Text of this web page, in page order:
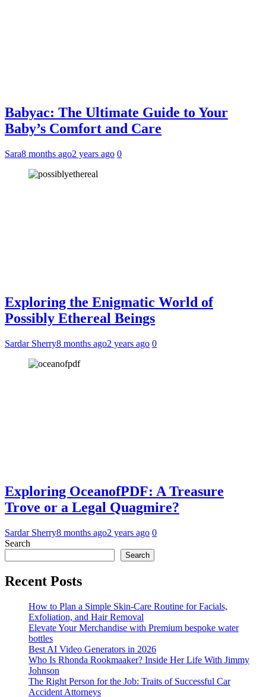
Babyac: The Ultimate Guide to Your
Baby’s Comfort and Care
Sara8 months ago2 years ago 0
Exploring the Enigmatic World of
Possibly Ethereal Beings
Sardar Sherry8 months ago2 years ago 0
Exploring OceanofPDF: A Treasure
Trove or a Legal Quagmire?
Sardar Sherry8 months ago2 years ago 0
Search
Search
Recent Posts
How to Plan a Simple Skin-Care Routine for Facials,
Exfoliation, and Hair Removal
Elevate Your Merchandise with Premium bespoke water
bottles
Best AI Video Generators in 2026
Who Is Rhonda Rookmaaker? Inside Her Life With Jimmy
Johnson
The Right Person for the Job: Traits of Successful Car
Accident Attorneys